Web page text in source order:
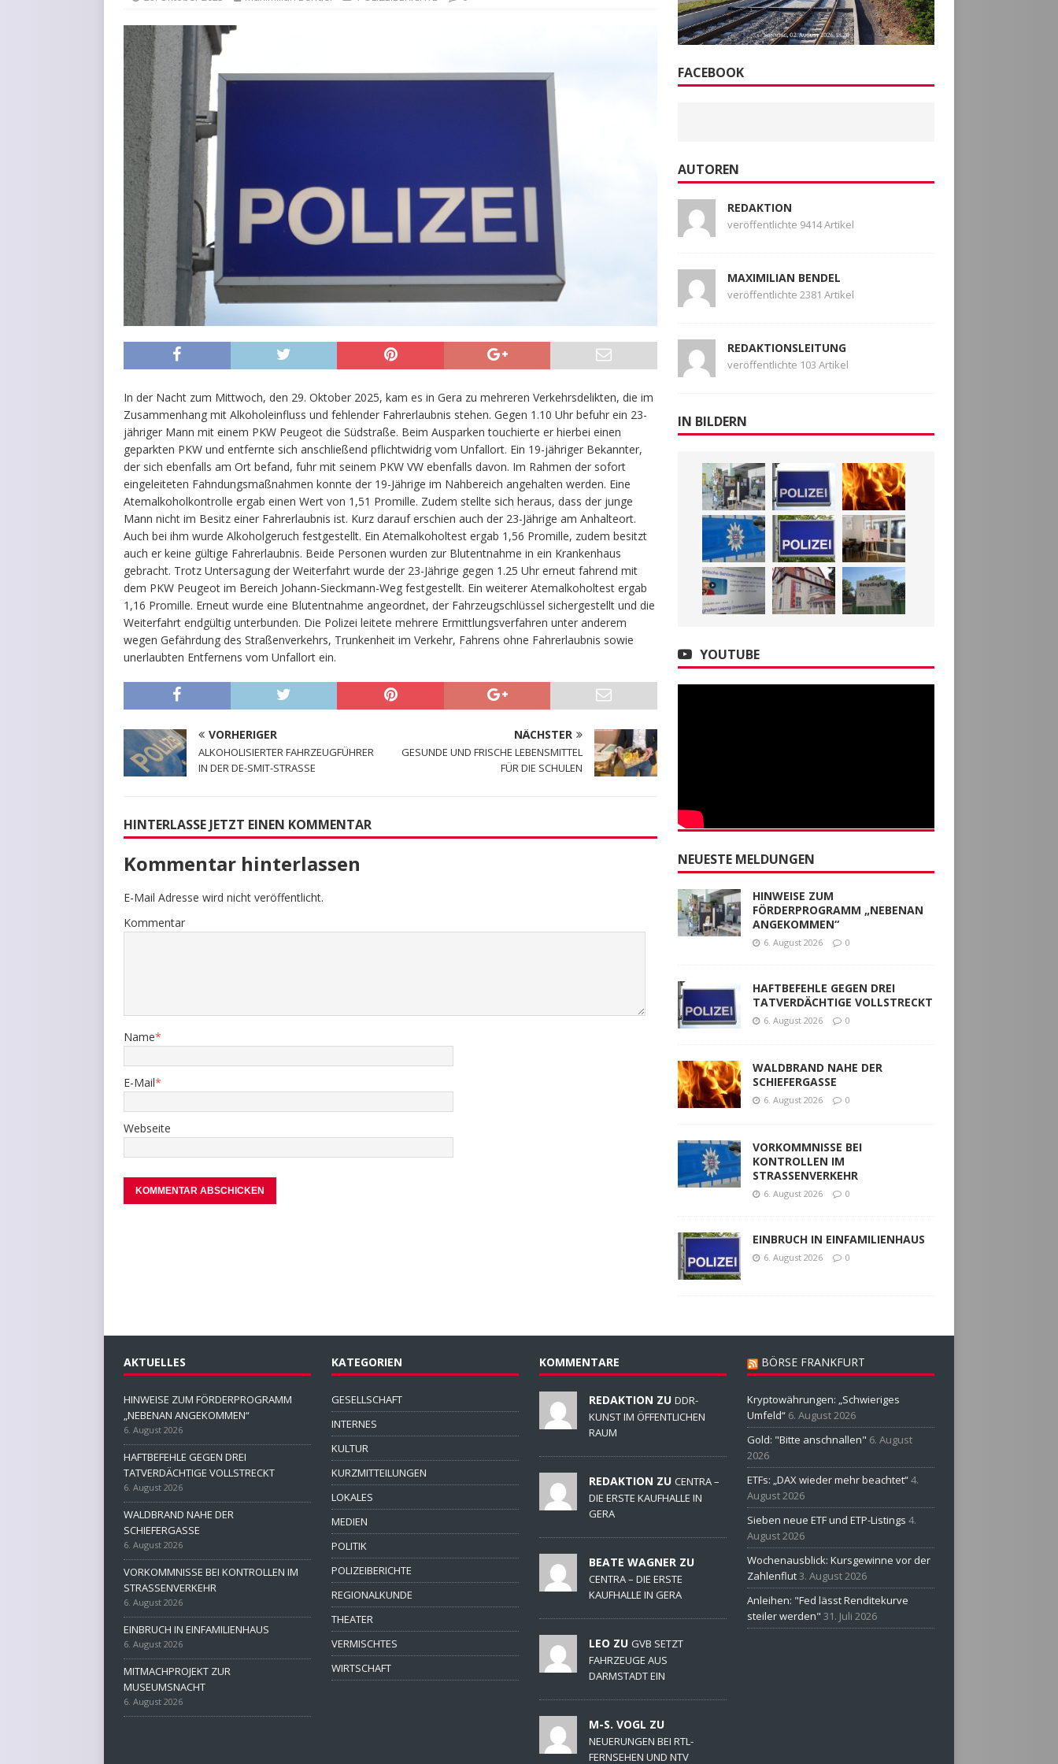
In der Nacht zum Mittwoch, den 29. Oktober 2025, kam es in Gera zu mehreren Verkehrsdelikten, die im
Zusammenhang mit Alkoholeinfluss und fehlender Fahrerlaubnis stehen. Gegen 1.10 Uhr befuhr ein 23-
jähriger Mann mit einem PKW Peugeot die Südstraße. Beim Ausparken touchierte er hierbei einen
geparkten PKW und entfernte sich anschließend pflichtwidrig vom Unfallort. Ein 19-jähriger Bekannter,
der sich ebenfalls am Ort befand, fuhr mit seinem PKW VW ebenfalls davon. Im Rahmen der sofort
eingeleiteten Fahndungsmaßnahmen konnte der 19-Jährige im Nahbereich angehalten werden. Eine
Atemalkoholkontrolle ergab einen Wert von 1,51 Promille. Zudem stellte sich heraus, dass der junge
Mann nicht im Besitz einer Fahrerlaubnis ist. Kurz darauf erschien auch der 23-Jährige am Anhalteort.
Auch bei ihm wurde Alkoholgeruch festgestellt. Ein Atemalkoholtest ergab 1,56 Promille, zudem besitzt
auch er keine gültige Fahrerlaubnis. Beide Personen wurden zur Blutentnahme in ein Krankenhaus
gebracht. Trotz Untersagung der Weiterfahrt wurde der 23-Jährige gegen 1.25 Uhr erneut fahrend mit
dem PKW Peugeot im Bereich Johann-Sieckmann-Weg festgestellt. Ein weiterer Atemalkoholtest ergab
1,16 Promille. Erneut wurde eine Blutentnahme angeordnet, der Fahrzeugschlüssel sichergestellt und die
Weiterfahrt endgültig unterbunden. Die Polizei leitete mehrere Ermittlungsverfahren unter anderem
wegen Gefährdung des Straßenverkehrs, Trunkenheit im Verkehr, Fahrens ohne Fahrerlaubnis sowie
unerlaubten Entfernens vom Unfallort ein.
VORHERIGER
ALKOHOLISIERTER FAHRZEUGFÜHRER
IN DER DE-SMIT-STRASSE
NÄCHSTER
GESUNDE UND FRISCHE LEBENSMITTEL
FÜR DIE SCHULEN
HINTERLASSE JETZT EINEN KOMMENTAR
Kommentar hinterlassen
E-Mail Adresse wird nicht veröffentlicht.
Kommentar
Name*
E-Mail*
Webseite
FACEBOOK
AUTOREN
REDAKTION
veröffentlichte 9414 Artikel
MAXIMILIAN BENDEL
veröffentlichte 2381 Artikel
REDAKTIONSLEITUNG
veröffentlichte 103 Artikel
IN BILDERN
YOUTUBE
NEUESTE MELDUNGEN
HINWEISE ZUM
FÖRDERPROGRAMM „NEBENAN
ANGEKOMMEN“
6. August 2026 0
HAFTBEFEHLE GEGEN DREI
TATVERDÄCHTIGE VOLLSTRECKT
6. August 2026 0
WALDBRAND NAHE DER
SCHIEFERGASSE
6. August 2026 0
VORKOMMNISSE BEI
KONTROLLEN IM
STRASSENVERKEHR
6. August 2026 0
EINBRUCH IN EINFAMILIENHAUS
6. August 2026 0
AKTUELLES
HINWEISE ZUM FÖRDERPROGRAMM
„NEBENAN ANGEKOMMEN“
6. August 2026
HAFTBEFEHLE GEGEN DREI
TATVERDÄCHTIGE VOLLSTRECKT
6. August 2026
WALDBRAND NAHE DER
SCHIEFERGASSE
6. August 2026
VORKOMMNISSE BEI KONTROLLEN IM
STRASSENVERKEHR
6. August 2026
EINBRUCH IN EINFAMILIENHAUS
6. August 2026
MITMACHPROJEKT ZUR
MUSEUMSNACHT
6. August 2026
KATEGORIEN
GESELLSCHAFT
INTERNES
KULTUR
KURZMITTEILUNGEN
LOKALES
MEDIEN
POLITIK
POLIZEIBERICHTE
REGIONALKUNDE
THEATER
VERMISCHTES
WIRTSCHAFT
KOMMENTARE
REDAKTION ZU DDR-
KUNST IM ÖFFENTLICHEN
RAUM
REDAKTION ZU CENTRA –
DIE ERSTE KAUFHALLE IN
GERA
BEATE WAGNER ZU
CENTRA – DIE ERSTE
KAUFHALLE IN GERA
LEO ZU GVB SETZT
FAHRZEUGE AUS
DARMSTADT EIN
M-S. VOGL ZU
NEUERUNGEN BEI RTL-
FERNSEHEN UND NTV
BÖRSE FRANKFURT
Kryptowährungen: „Schwieriges
Umfeld“ 6. August 2026
Gold: "Bitte anschnallen" 6. August
2026
ETFs: „DAX wieder mehr beachtet“4.
August 2026
Sieben neue ETF und ETP-Listings 4.
August 2026
Wochenausblick: Kursgewinne vor der
Zahlenflut3. August 2026
Anleihen: "Fed lässt Renditekurve
steiler werden" 31. Juli 2026